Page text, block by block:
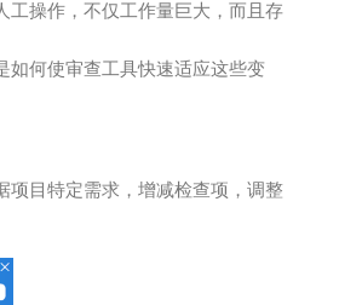
工操作，不仅工作量巨大，而且存
如何使审查工具快速适应这些变
项目特定需求，增减检查项，调整